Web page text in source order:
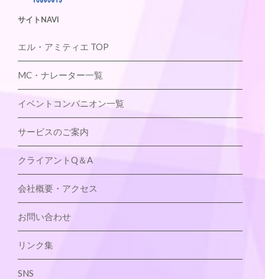
サイトNAVI
エル・アミティエ TOP
MC・ナレーター一覧
イベントコンパニオン一覧
サービスのご案内
クライアントQ＆A
会社概要・アクセス
お問い合わせ
リンク集
SNS